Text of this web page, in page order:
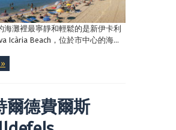
海灘裡最寧靜和輕鬆的是新伊卡利
Icària Beach，位於市中心的海...
爾德費爾斯